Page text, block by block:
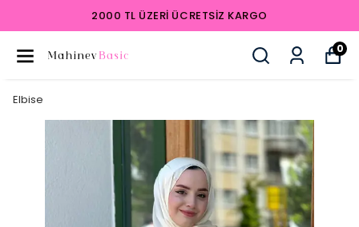
2000 TL ÜZERI ÜCRETSIZ KARGO
0
Elbise